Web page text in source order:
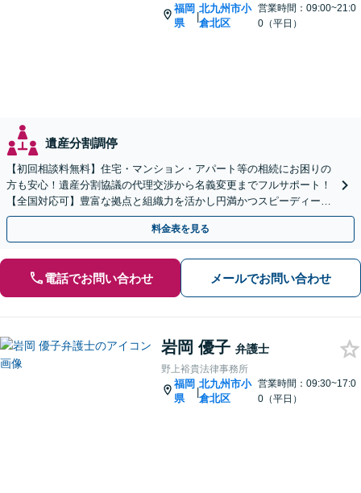
福岡
県
|
北九州市小
倉北区
営業時間：09:00~21:0
0（平日）
遺産分割調停
【初回相談料無料】住宅・マンション・アパート等の相続にお困りの
方も安心！遺産分割協議の代理交渉から名義変更までフルサポート！
【全国対応可】豊富な拠点と組織力を活かし円満かつスピーディーに
相続手続きをお手伝いします【取扱い実績2000件以上】
料金表を見る
電話でお問い合わせ メールでお問い合わせ
岩岡 優子 弁護士
野上裕貴法律事務所
福岡
県
|
北九州市小
倉北区
営業時間：09:30~17:0
0（平日）